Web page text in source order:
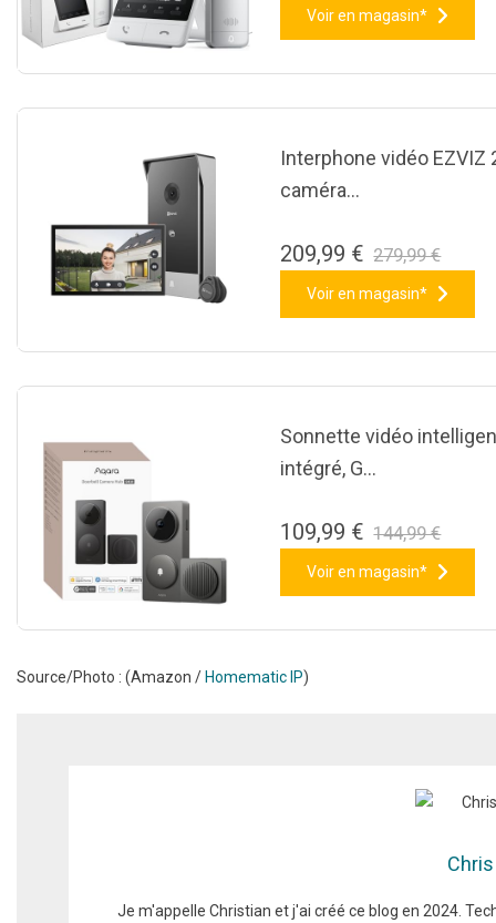
Voir en magasin*
Interphone vidéo
caméra…
209,99 € 279,99 €
Voir en magasin*
Sonnette vidéo
intégré, G…
109,99 € 144,99 €
Voir en magasin*
Source/Photo : (Amazon / Homematic IP)
Chris
Je m'appelle Christian et j'ai créé ce blog en 2024.